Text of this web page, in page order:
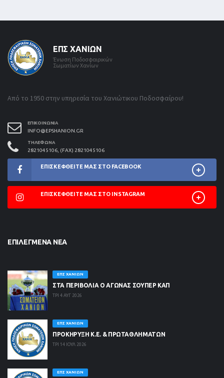
ΕΠΣ ΧΑΝΊΩΝ
Ένωση Ποδοσφαιρικών
Σωματίων Χανίων
Από το 1950 στην υπηρεσία του Χανιώτικου Ποδοσφαίρου!
ΕΠΙΚΟΙΝΩΝΊΑ
INFO@EPSHANION.GR
ΤΗΛΈΦΩΝΑ
2821045106, (FAX) 2821045106
ΕΠΙΣΚΕΦΘΕΊΤΕ ΜΑΣ ΣΤΟ FACEBOOK
ΕΠΙΣΚΕΦΘΕΊΤΕ ΜΑΣ ΣΤΟ INSTAGRAM
ΕΠΙΛΕΓΜΈΝΑ ΝΈΑ
ΕΠΣ ΧΑΝΊΩΝ
ΣΤΑ ΠΕΡΙΒΟΛΙΑ Ο ΑΓΩΝΑΣ ΣΟΥΠΕΡ ΚΑΠ
ΤΡΙ 4 ΑΥΓ 2026
ΕΠΣ ΧΑΝΊΩΝ
ΠΡΟΚΗΡΥΞΗ Κ.Ε. & ΠΡΩΤΑΘΛΗΜΑΤΩΝ
ΤΡΙ 14 ΙΟΥΛ 2026
ΕΠΣ ΧΑΝΊΩΝ